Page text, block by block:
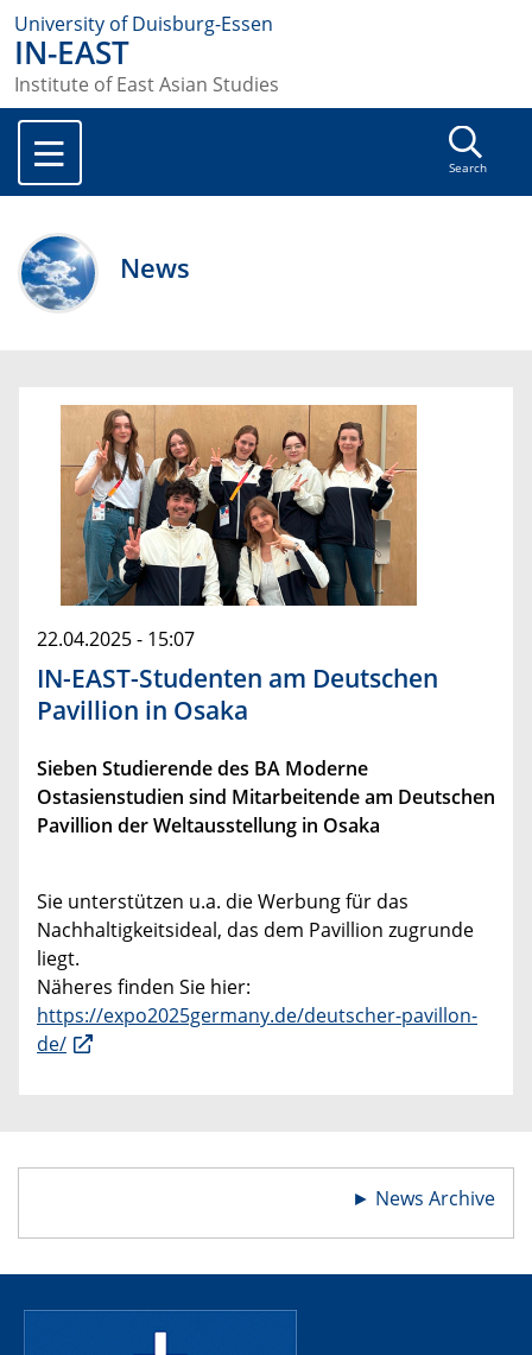
University of Duisburg-Essen
IN-EAST
Institute of East Asian Studies
Search
News
22.04.2025 - 15:07
IN-EAST-Studenten am Deutschen
Pavillion in Osaka
Sieben Studierende des BA Moderne
Ostasienstudien sind Mitarbeitende am Deutschen
Pavillion der Weltausstellung in Osaka
Sie unterstützen u.a. die Werbung für das
Nachhaltigkeitsideal, das dem Pavillion zugrunde
liegt.
Näheres finden Sie hier:
https://expo2025germany.de/deutscher-pavillon-
de/
► News Archive